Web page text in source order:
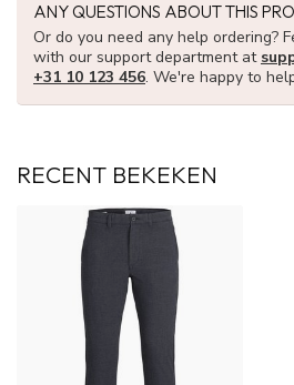
ANY QUESTIONS ABOUT THIS
Or do you need any help ordering?
with our support department at
+31 10 123 456. We're happy to
RECENT BEKEKEN